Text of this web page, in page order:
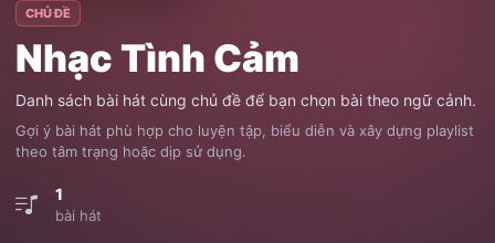
CHỦ ĐỀ
Nhạc Tình Cảm
Danh sách bài hát cùng chủ đề để bạn chọn bài theo ngữ cảnh.
Gợi ý bài hát phù hợp cho luyện tập, biểu diễn và xây dựng playlist
theo tâm trạng hoặc dịp sử dụng.
1
bài hát